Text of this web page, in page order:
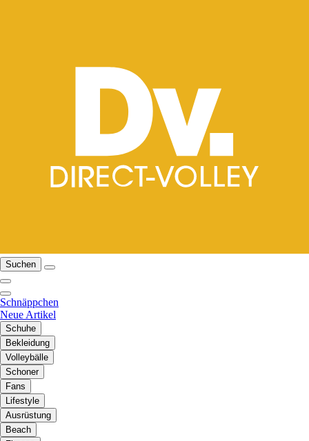
Suchen
Schnäppchen
Neue Artikel
Schuhe
Bekleidung
Volleybälle
Schoner
Fans
Lifestyle
Ausrüstung
Beach